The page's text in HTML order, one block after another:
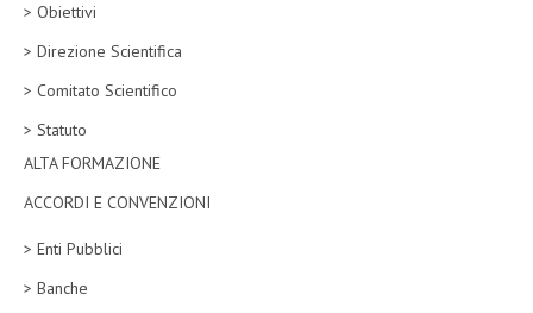
MISSION
CONTATTI
ATTO COSTITUTIVO E STATUTO
ORGANIZZAZIONE
OBIETTIVI
DIREZIONE SCIENTIFICA
> Obiettivi
> Direzione Scientifica
> Comitato Scientifico
> Statuto
ALTA FORMAZIONE
ACCORDI E CONVENZIONI
> Enti Pubblici
> Banche